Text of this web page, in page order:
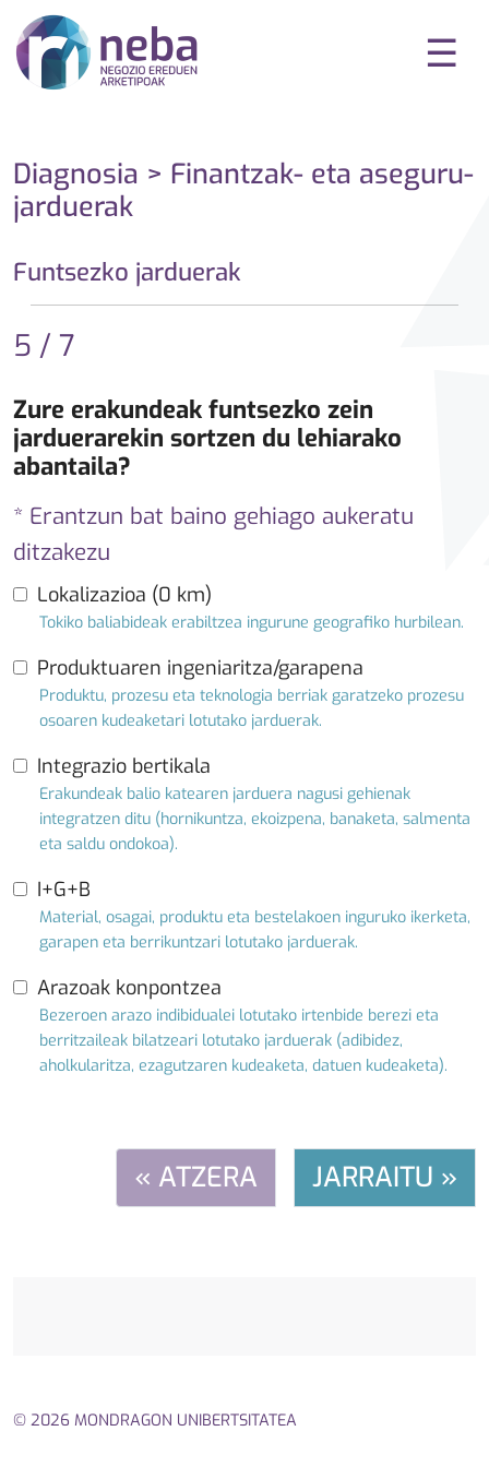
☰
Diagnosia > Finantzak- eta aseguru-
jarduerak
Funtsezko jarduerak
5 / 7
Zure erakundeak funtsezko zein
jarduerarekin sortzen du lehiarako
abantaila?
* Erantzun bat baino gehiago aukeratu
ditzakezu
Lokalizazioa (0 km)
Tokiko baliabideak erabiltzea ingurune geografiko hurbilean.
Produktuaren ingeniaritza/garapena
Produktu, prozesu eta teknologia berriak garatzeko prozesu
osoaren kudeaketari lotutako jarduerak.
Integrazio bertikala
Erakundeak balio katearen jarduera nagusi gehienak
integratzen ditu (hornikuntza, ekoizpena, banaketa, salmenta
eta saldu ondokoa).
I+G+B
Material, osagai, produktu eta bestelakoen inguruko ikerketa,
garapen eta berrikuntzari lotutako jarduerak.
Arazoak konpontzea
Bezeroen arazo indibidualei lotutako irtenbide berezi eta
berritzaileak bilatzeari lotutako jarduerak (adibidez,
aholkularitza, ezagutzaren kudeaketa, datuen kudeaketa).
« ATZERA JARRAITU »
© 2026 MONDRAGON UNIBERTSITATEA